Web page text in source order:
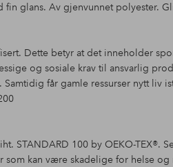
fin glans. Av gjenvunnet polyester.
Dette betyr at det inneholder
og sosiale krav til ansvarlig
Samtidig får gamle ressurser nytt liv
STANDARD 100 by OEKO-TEX®.
som kan være skadelige for helse